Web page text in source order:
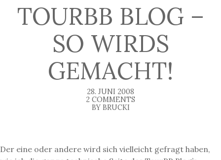
TOURBB BLOG –
SO WIRDS
GEMACHT!
28. JUNI 2008
2 COMMENTS
BY BRUCKI
Der eine oder andere wird sich vielleicht gefragt haben,